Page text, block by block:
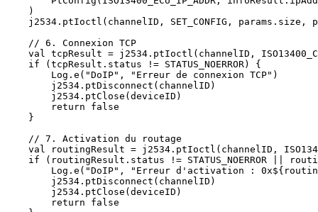
    )
j2534.ptIoctl(channelID, SET_CONFIG, params.size,
    // 6. Connexion TCP
val tcpResult = j2534.ptIoctl(channelID,
    if (tcpResult.status != STATUS_NOERROR) {
        Log.e("DoIP", "Erreur de connexion TCP")
        j2534.ptDisconnect(channelID)
        j2534.ptClose(deviceID)
        return false
    }
    // 7. Activation du routage
val routingResult = j2534.ptIoctl(channelID,
if (routingResult.status != STATUS_NOERROR ||
Log.e("DoIP", "Erreur d'activation :
        j2534.ptDisconnect(channelID)
        j2534.ptClose(deviceID)
        return false